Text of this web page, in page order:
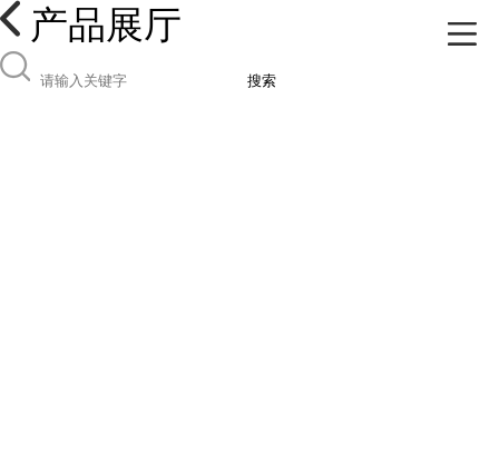
产品展厅
搜索